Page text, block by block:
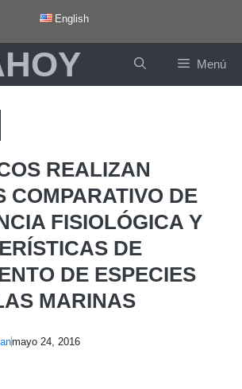
English
Menú
REALIZAN
COMPARATIVO DE
FISIOLÓGICA Y
DE
DE ESPECIES
MARINAS
mayo 24, 2016